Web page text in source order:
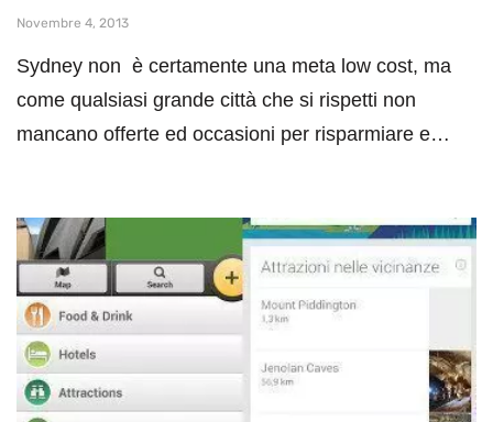
Novembre 4, 2013
Sydney non è certamente una meta low cost, ma
come qualsiasi grande città che si rispetti non
mancano offerte ed occasioni per risparmiare e…